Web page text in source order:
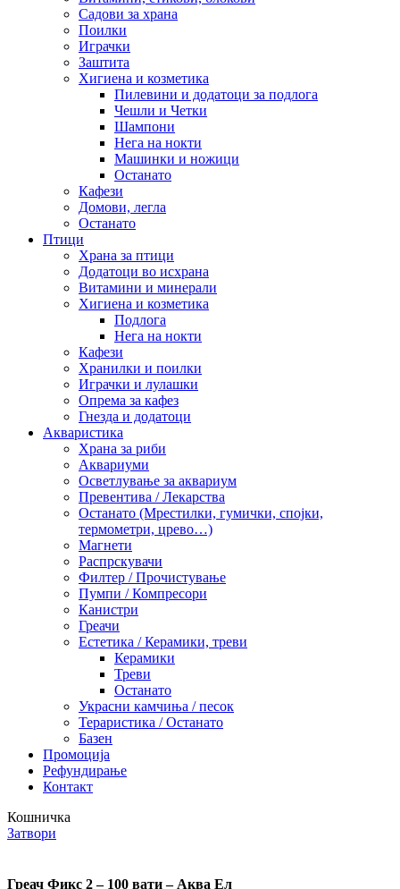
Садови за храна
Поилки
Играчки
Заштита
Хигиена и козметика
Пилевини и додатоци за подлога
Чешли и Четки
Шампони
Нега на нокти
Машинки и ножици
Останато
Кафези
Домови, легла
Останато
Птици
Храна за птици
Додатоци во исхрана
Витамини и минерали
Хигиена и козметика
Подлога
Нега на нокти
Кафези
Хранилки и поилки
Играчки и лулашки
Опрема за кафез
Гнезда и додатоци
Акваристика
Храна за риби
Аквариуми
Осветлување за аквариум
Превентива / Лекарства
Останато (Мрестилки, гумички, спојки,
термометри, црево…)
Магнети
Распрскувачи
Филтер / Прочистување
Пумпи / Компресори
Канистри
Греачи
Естетика / Керамики, треви
Керамики
Треви
Останато
Украсни камчиња / песок
Тераристика / Останато
Базен
Промоција
Рефундирање
Контакт
Кошничка
Затвори
Греач Фикс 2 – 100 вати – Аква Ел